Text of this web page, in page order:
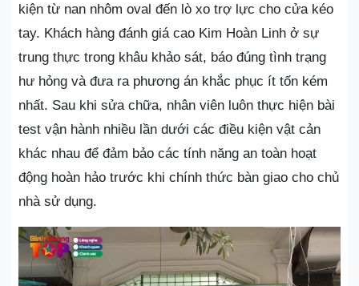
kiện từ nan nhôm oval đến lò xo trợ lực cho cửa kéo
tay. Khách hàng đánh giá cao Kim Hoàn Linh ở sự
trung thực trong khâu khảo sát, báo đúng tình trạng
hư hỏng và đưa ra phương án khắc phục ít tốn kém
nhất. Sau khi sửa chữa, nhân viên luôn thực hiện bài
test vận hành nhiều lần dưới các điều kiện vật cản
khác nhau để đảm bảo các tính năng an toàn hoạt
động hoàn hảo trước khi chính thức bàn giao cho chủ
nhà sử dụng.